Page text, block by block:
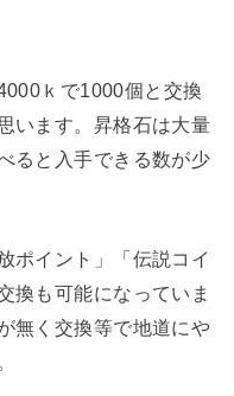
ｋで1000個と交換
います。昇格石は大量
ると入手できる数が少
ポイント」「伝説コイ
換も可能になっていま
無く交換等で地道にや